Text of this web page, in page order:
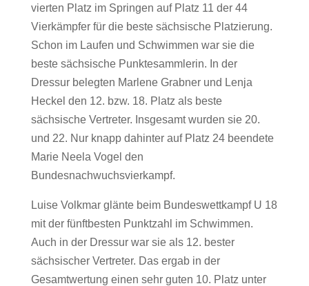
vierten Platz im Springen auf Platz 11 der 44
Vierkämpfer für die beste sächsische Platzierung.
Schon im Laufen und Schwimmen war sie die
beste sächsische Punktesammlerin. In der
Dressur belegten Marlene Grabner und Lenja
Heckel den 12. bzw. 18. Platz als beste
sächsische Vertreter. Insgesamt wurden sie 20.
und 22. Nur knapp dahinter auf Platz 24 beendete
Marie Neela Vogel den
Bundesnachwuchsvierkampf.
Luise Volkmar glänte beim Bundeswettkampf U 18
mit der fünftbesten Punktzahl im Schwimmen.
Auch in der Dressur war sie als 12. bester
sächsischer Vertreter. Das ergab in der
Gesamtwertung einen sehr guten 10. Platz unter